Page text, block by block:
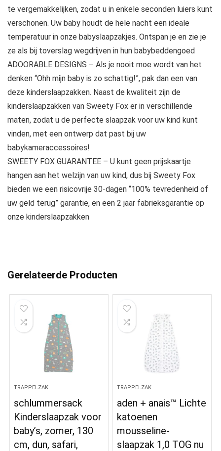
te vergemakkelijken, zodat u in enkele seconden luiers kunt
verschonen. Uw baby houdt de hele nacht een ideale
temperatuur in onze babyslaapzakjes. Ontspan je en zie je
ze als bij toverslag wegdrijven in hun babybeddengoed
ADOORABLE DESIGNS – Als je nooit moe wordt van het
denken “Ohh mijn baby is zo schattig!”, pak dan een van
deze kinderslaapzakken. Naast de kwaliteit zijn de
kinderslaapzakken van Sweety Fox er in verschillende
maten, zodat u de perfecte slaapzak voor uw kind kunt
vinden, met een ontwerp dat past bij uw
babykameraccessoires!
SWEETY FOX GUARANTEE – U kunt geen prijskaartje
hangen aan het welzijn van uw kind, dus bij Sweety Fox
bieden we een risicovrije 30-dagen “100% tevredenheid of
uw geld terug” garantie, en een 2 jaar fabrieksgarantie op
onze kinderslaapzakken
Gerelateerde Producten
TRAPPELZAK
schlummersack
Kinderslaapzak voor
baby’s, zomer, 130
cm, dun, safari,
TRAPPELZAK
aden + anais™ Lichte
katoenen
mousseline-
slaapzak 1,0 TOG nu